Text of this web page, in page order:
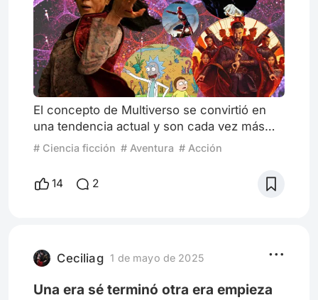
El concepto de Multiverso se convirtió en
una tendencia actual y son cada vez más
los creadores que se animan a explotar este
continuación, adoptaré un tono filosófico
para analizar este complejo tema con una
reconocer sus bases en l
# Ciencia ficción # Aventura # Acción
14 2
Ceciliag 1 de mayo de 2025
Una era sé terminó otra era empieza